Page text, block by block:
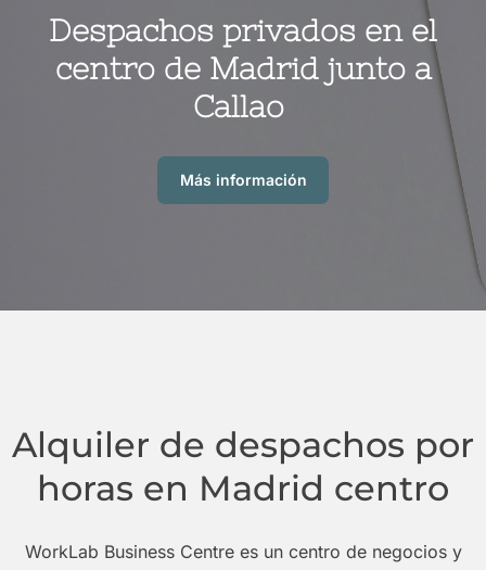
Despachos privados en el
centro de Madrid junto a
Callao
Más información
Alquiler de despachos por
horas en Madrid centro
WorkLab Business Centre es un centro de negocios y